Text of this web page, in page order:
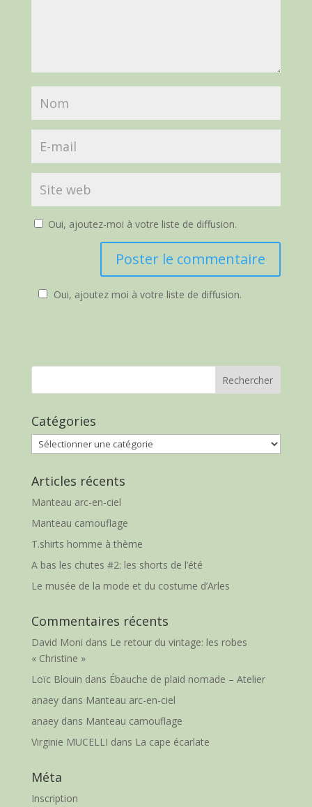
Oui, ajoutez-moi à votre liste de diffusion.
Oui, ajoutez moi à votre liste de diffusion.
Catégories
Catégories
Articles récents
Manteau arc-en-ciel
Manteau camouflage
T.shirts homme à thème
A bas les chutes #2: les shorts de l’été
Le musée de la mode et du costume d’Arles
Commentaires récents
David Moni dans Le retour du vintage: les robes
« Christine »
Loïc Blouin dans Ébauche de plaid nomade – Atelier
anaeydans Manteau arc-en-ciel
anaeydans Manteau camouflage
Virginie MUCELLI dans La cape écarlate
Méta
Inscription